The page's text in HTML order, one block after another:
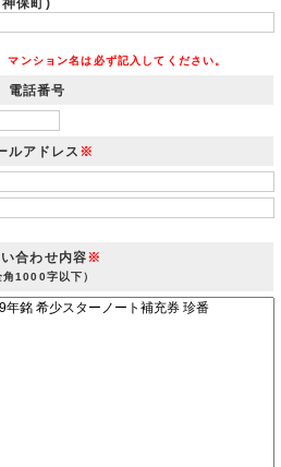
保町)
ンション名は必ず記入してください。
電話番号
ルアドレス ※
合わせ内容※
角1000字以下）